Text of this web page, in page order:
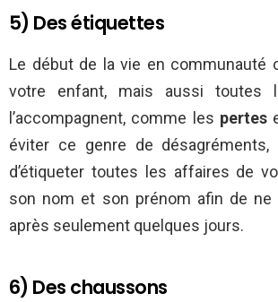
5) Des étiquettes
Le début de la vie en communauté
votre enfant, mais aussi toutes
l’accompagnent, comme les pertes
éviter ce genre de
d’étiqueter toutes les affaires de
son nom et son prénom afin de ne
après seulement quelques jours.
6) Des chaussons